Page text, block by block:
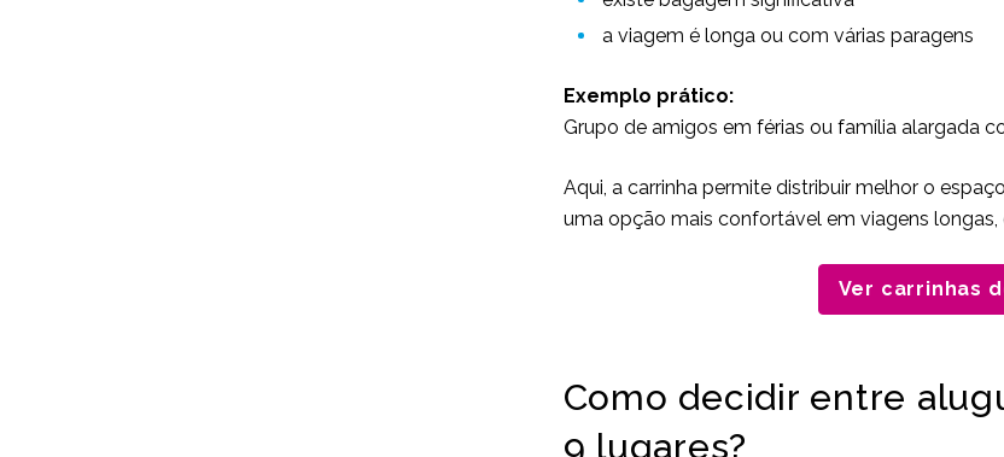
a viagem é longa ou com várias paragens
Exemplo prático:
Grupo de amigos em férias ou família alargada
Aqui, a carrinha permite distribuir melhor o
uma opção mais confortável em viagens
Ver carrinhas
Como decidir entre
9 lugares?